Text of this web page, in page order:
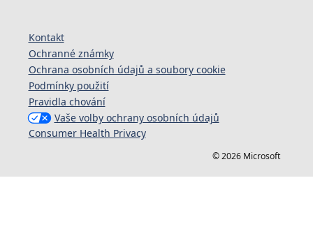
Kontakt
Ochranné známky
Ochrana osobních údajů a soubory cookie
Podmínky použití
Pravidla chování
Vaše volby ochrany osobních údajů
Consumer Health Privacy
© 2026 Microsoft